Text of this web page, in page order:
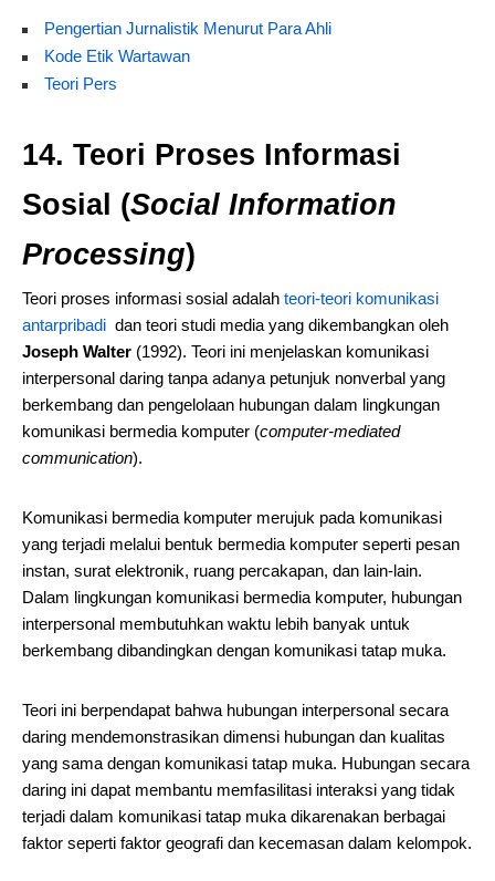
Pengertian Jurnalistik Menurut Para Ahli
Kode Etik Wartawan
Teori Pers
14. Teori Proses Informasi
Sosial (Social Information
Processing)
Teori proses informasi sosial adalah teori-teori komunikasi
antarpribadi dan teori studi media yang dikembangkan oleh
Joseph Walter (1992). Teori ini menjelaskan komunikasi
interpersonal daring tanpa adanya petunjuk nonverbal yang
berkembang dan pengelolaan hubungan dalam lingkungan
komunikasi bermedia komputer (computer-mediated
communication).
Komunikasi bermedia komputer merujuk pada komunikasi
yang terjadi melalui bentuk bermedia komputer seperti pesan
instan, surat elektronik, ruang percakapan, dan lain-lain.
Dalam lingkungan komunikasi bermedia komputer, hubungan
interpersonal membutuhkan waktu lebih banyak untuk
berkembang dibandingkan dengan komunikasi tatap muka.
Teori ini berpendapat bahwa hubungan interpersonal secara
daring mendemonstrasikan dimensi hubungan dan kualitas
yang sama dengan komunikasi tatap muka. Hubungan secara
daring ini dapat membantu memfasilitasi interaksi yang tidak
terjadi dalam komunikasi tatap muka dikarenakan berbagai
faktor seperti faktor geografi dan kecemasan dalam kelompok.